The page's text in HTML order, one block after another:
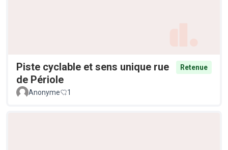
Piste cyclable et sens unique rue
de Périole
Retenue
Anonyme 1